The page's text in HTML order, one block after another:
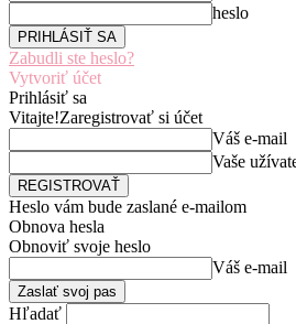
heslo
Zabudli ste heslo?
Vytvoriť účet
Prihlásiť sa
Vitajte!Zaregistrovať si účet
Váš e-mail
Vaše
Heslo vám bude zaslané e-mailom
Obnova hesla
Obnoviť svoje heslo
Váš e-mail
Hľadať